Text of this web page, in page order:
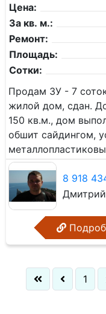
Цена:
За кв. м.:
Ремонт:
Площадь:
Сотки:
Продам ЗУ - 7
жилой дом, сдан.
150 кв.м., дом
обшит сайдингом,
8 918
Дмитрий
1